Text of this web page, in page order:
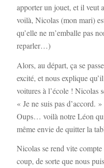
apporter un jouet, et il veut
voilà, Nicolas (mon mari)
qu’elle ne m’emballe pas
reparler…)
Alors, au départ, ça se
excité, et nous explique
voitures à l’école ! Nicolas
« Je ne suis pas d’accord. »
Oups… voilà notre Léon
même envie de quitter la
Nicolas se rend vite compte
coup, de sorte que nous